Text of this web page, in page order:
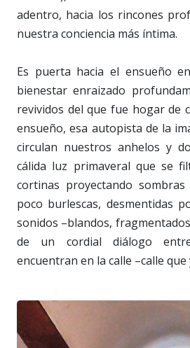
adentro, hacia los rincones
nuestra conciencia más íntima.
Es puerta hacia el ensueño
bienestar enraizado
revividos del que fue hogar de
ensueño, esa autopista de la
circulan nuestros anhelos y
cálida luz primaveral que se
cortinas proyectando
poco burlescas, desmentidas
sonidos –blandos,
de un cordial diálogo
encuentran en la calle –calle